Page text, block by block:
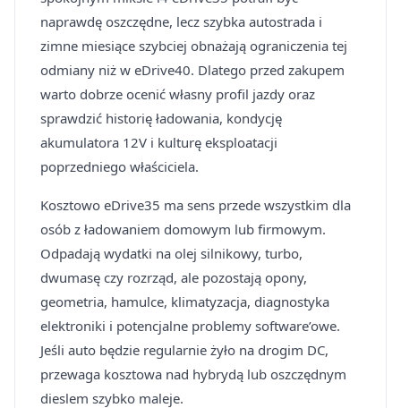
naprawdę oszczędne, lecz szybka autostrada i
zimne miesiące szybciej obnażają ograniczenia tej
odmiany niż w eDrive40. Dlatego przed zakupem
warto dobrze ocenić własny profil jazdy oraz
sprawdzić historię ładowania, kondycję
akumulatora 12V i kulturę eksploatacji
poprzedniego właściciela.
Kosztowo eDrive35 ma sens przede wszystkim dla
osób z ładowaniem domowym lub firmowym.
Odpadają wydatki na olej silnikowy, turbo,
dwumasę czy rozrząd, ale pozostają opony,
geometria, hamulce, klimatyzacja, diagnostyka
elektroniki i potencjalne problemy software’owe.
Jeśli auto będzie regularnie żyło na drogim DC,
przewaga kosztowa nad hybrydą lub oszczędnym
dieslem szybko maleje.